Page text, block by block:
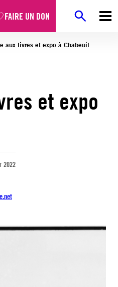
FAIRE UN DON
aux livres et expo à Chabeuil
et expo
2022